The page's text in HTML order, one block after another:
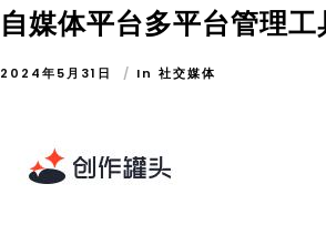
自媒体平台多平台管理工
2024年5月31日 In社交媒体